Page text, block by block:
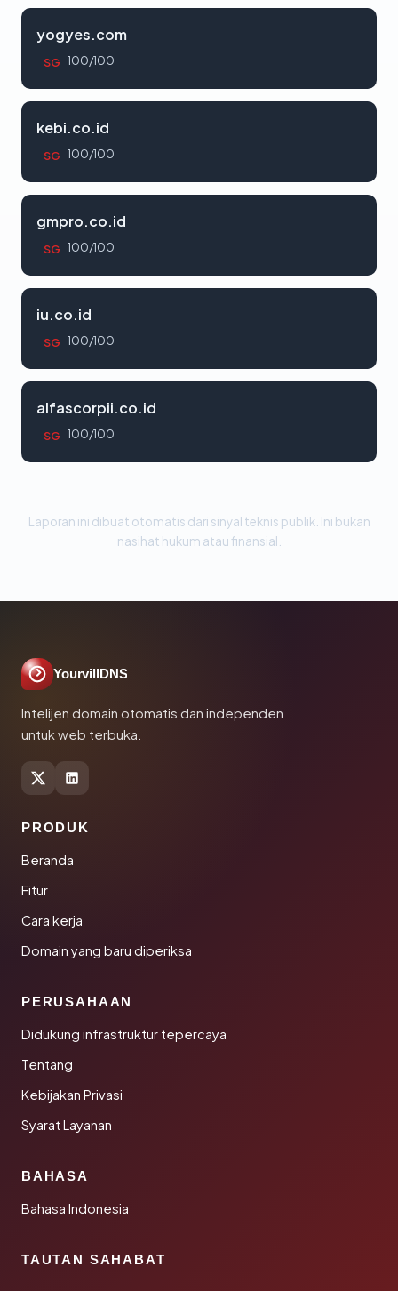
yogyes.com
SG 100/100
kebi.co.id
SG 100/100
gmpro.co.id
SG 100/100
iu.co.id
SG 100/100
alfascorpii.co.id
SG 100/100
Laporan ini dibuat otomatis dari sinyal teknis publik. Ini bukan
nasihat hukum atau finansial.
YourvillDNS
Intelijen domain otomatis dan independen
untuk web terbuka.
PRODUK
Beranda
Fitur
Cara kerja
Domain yang baru diperiksa
PERUSAHAAN
Didukung infrastruktur tepercaya
Tentang
Kebijakan Privasi
Syarat Layanan
BAHASA
Bahasa Indonesia
TAUTAN SAHABAT